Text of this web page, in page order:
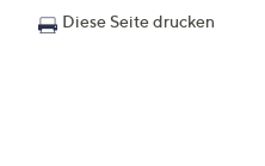
Diese Seite drucken